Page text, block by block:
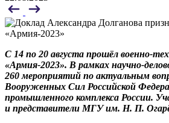
С 14 по 20 августа прошёл военно-
«Армия-2023». В рамках научно-
260 мероприятий по актуальным
Вооруженных Сил Российской
промышленного комплекса России.
и представители МГУ им. Н. П.